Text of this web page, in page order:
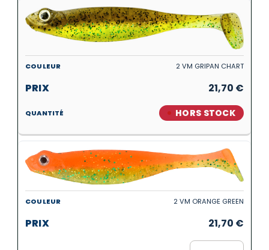
2 VM GRIPAN CHART
21,70 €
HORS STOCK
2 VM ORANGE GREEN
21,70 €